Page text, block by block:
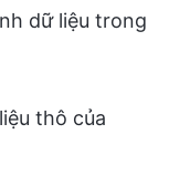
dữ liệu trong
thô của